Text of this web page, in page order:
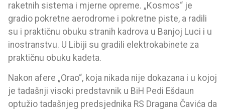
raketnih sistema i mjerne opreme. „Kosmos“ je
gradio pokretne aerodrome i pokretne piste, a radili
su i praktičnu obuku stranih kadrova u Banjoj Luci i u
inostranstvu. U Libiji su gradili elektrokabinete za
praktičnu obuku kadeta.
Nakon afere „Orao“, koja nikada nije dokazana i u kojoj
je tadašnji visoki predstavnik u BiH Pedi Ešdaun
optužio tadašnjeg predsjednika RS Dragana Čavića da